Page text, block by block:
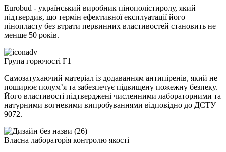
Eurobud - український виробник пінополістиролу, який
підтвердив, що термін ефективної експлуатації його
пінопласту без втрати первинних властивостей становить не
менше 50 років.
Група горючості Г1
Самозатухаючий матеріал із додаванням антипіренів, який не
поширює полум’я та забезпечує підвищену пожежну безпеку.
Його властивості підтверджені численними лабораторними та
натурними вогневими випробуваннями відповідно до ДСТУ
9072.
Власна лабораторія контролю якості